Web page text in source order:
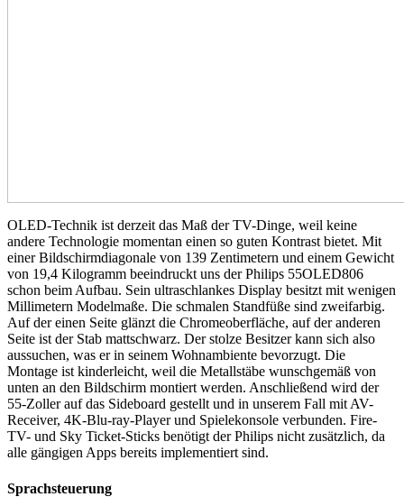
OLED-Technik ist derzeit das Maß der TV-Dinge, weil keine
andere Technologie momentan einen so guten Kontrast bietet. Mit
einer Bildschirmdiagonale von 139 Zentimetern und einem Gewicht
von 19,4 Kilogramm beeindruckt uns der Philips 55OLED806
schon beim Aufbau. Sein ultraschlankes Display besitzt mit wenigen
Millimetern Modelmaße. Die schmalen Standfüße sind zweifarbig.
Auf der einen Seite glänzt die Chromeoberfläche, auf der anderen
Seite ist der Stab mattschwarz. Der stolze Besitzer kann sich also
aussuchen, was er in seinem Wohnambiente bevorzugt. Die
Montage ist kinderleicht, weil die Metallstäbe wunschgemäß von
unten an den Bildschirm montiert werden. Anschließend wird der
55-Zoller auf das Sideboard gestellt und in unserem Fall mit AV-
Receiver, 4K-Blu-ray-Player und Spielekonsole verbunden. Fire-
TV- und Sky Ticket-Sticks benötigt der Philips nicht zusätzlich, da
alle gängigen Apps bereits implementiert sind.
Sprachsteuerung